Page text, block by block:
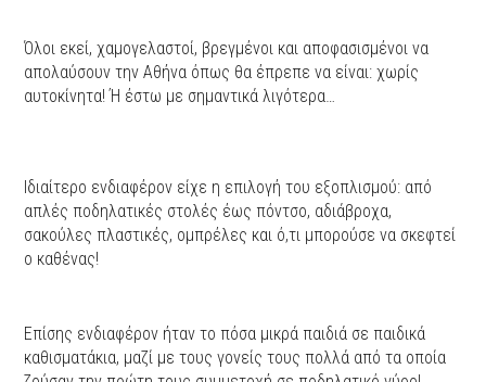
Όλοι εκεί, χαμογελαστοί, βρεγμένοι και αποφασισμένοι να
απολαύσουν την Αθήνα όπως θα έπρεπε να είναι: χωρίς
αυτοκίνητα! Ή έστω με σημαντικά λιγότερα…
Ιδιαίτερο ενδιαφέρον είχε η επιλογή του εξοπλισμού: από
απλές ποδηλατικές στολές έως πόντσο, αδιάβροχα,
σακούλες πλαστικές, ομπρέλες και ό,τι μπορούσε να σκεφτεί
ο καθένας!
Επίσης ενδιαφέρον ήταν το πόσα μικρά παιδιά σε παιδικά
καθισματάκια, μαζί με τους γονείς τους πολλά από τα οποία